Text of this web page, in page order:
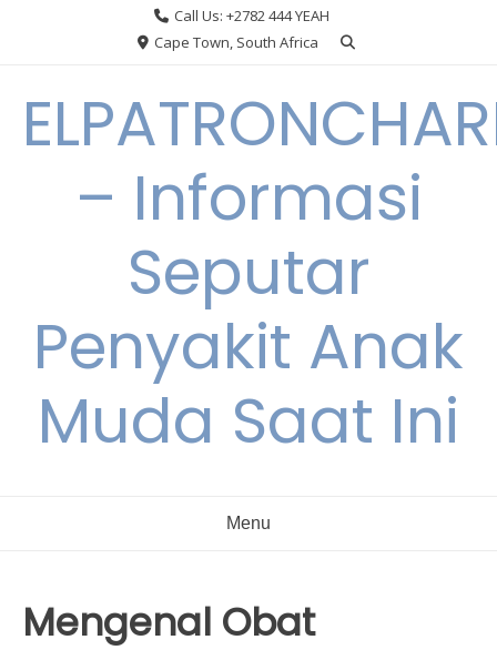
Call Us: +2782 444 YEAH
Cape Town, South Africa
– Informasi
Seputar
Penyakit Anak
Muda Saat Ini
Menu
Mengenal Obat